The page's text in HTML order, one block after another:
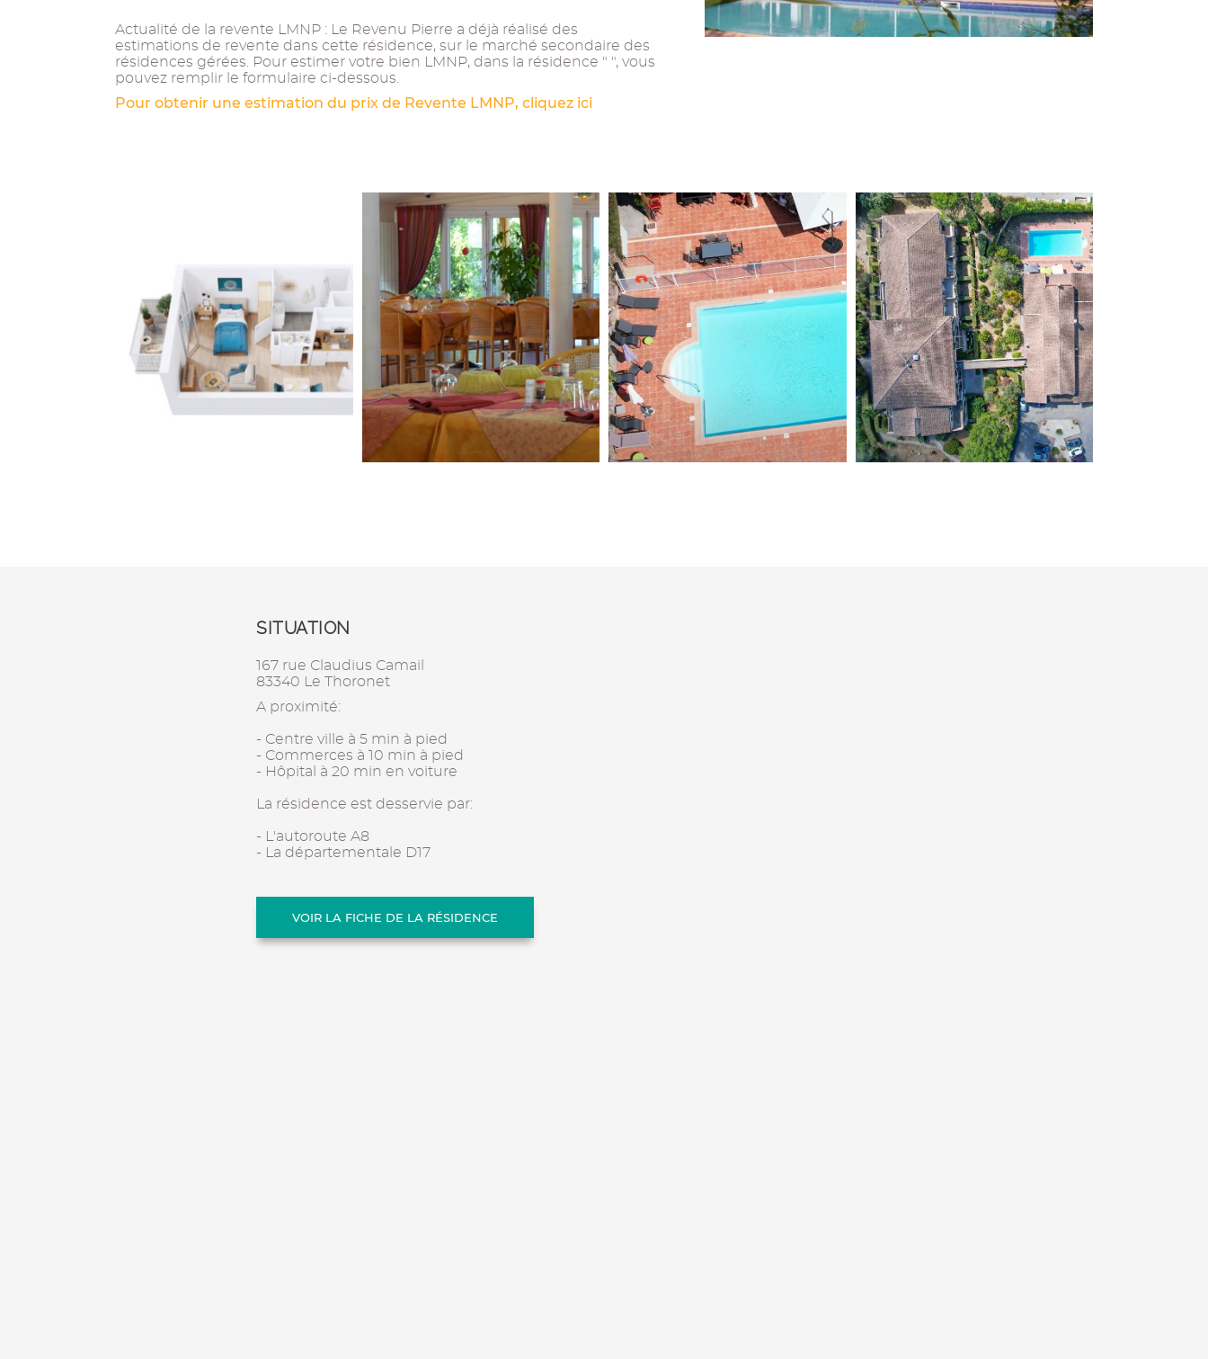
Actualité de la revente LMNP : Le Revenu Pierre a déjà réalisé des
estimations de revente dans cette résidence, sur le marché secondaire des
résidences gérées. Pour estimer votre bien LMNP, dans la résidence " ", vous
pouvez remplir le formulaire ci-dessous.
Pour obtenir une estimation du prix de Revente LMNP, cliquez ici
SITUATION
167 rue Claudius Camail
83340 Le Thoronet
A proximité:
- Centre ville à 5 min à pied
- Commerces à 10 min à pied
- Hôpital à 20 min en voiture
La résidence est desservie par:
- L'autoroute A8
- La départementale D17
VOIR LA FICHE DE LA RÉSIDENCE